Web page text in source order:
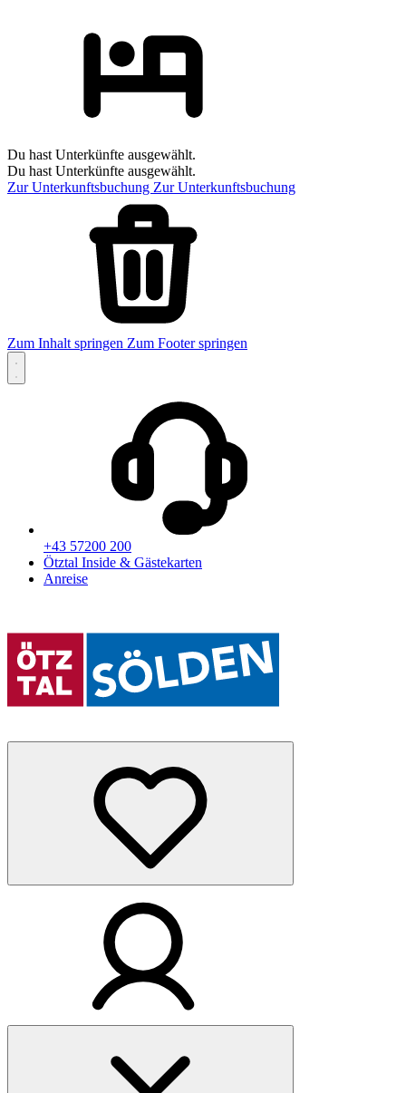
Du hast Unterkünfte ausgewählt.
Du hast Unterkünfte ausgewählt.
Zur Unterkunftsbuchung Zur Unterkunftsbuchung
Zum Inhalt springen Zum Footer springen
+43 57200 200
Ötztal Inside & Gästekarten
Anreise